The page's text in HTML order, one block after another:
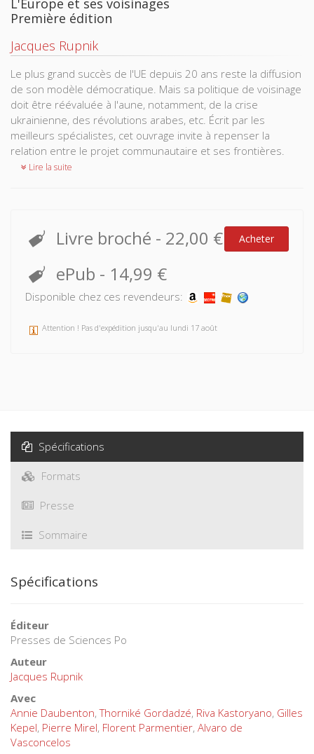
L'Europe et ses voisinages
Première édition
Jacques Rupnik
Le plus grand succès de l'UE depuis 20 ans reste la diffusion
de son modèle démocratique. Mais sa politique de voisinage
doit être réévaluée à l'aune, notamment, de la crise
ukrainienne, des révolutions arabes, etc. Écrit par les
meilleurs spécialistes, cet ouvrage invite à repenser la
relation entre le projet communautaire et ses frontières.
Lire la suite
Livre broché - 22,00 € Acheter
ePub - 14,99 €
Disponible chez ces revendeurs:
Attention ! Pas d'expédition jusqu'au lundi 17 août
Spécifications
Formats
Presse
Sommaire
Spécifications
Éditeur
Presses de Sciences Po
Auteur
Jacques Rupnik
Avec
Annie Daubenton,Thorniké Gordadzé, Riva Kastoryano, Gilles
Kepel, Pierre Mirel, Florent Parmentier, Alvaro de
Vasconcelos